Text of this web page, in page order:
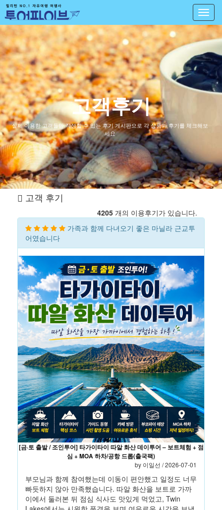
고객후기
실제 이용한 고객들만 작성할 수 있는 후기 게시판으로 각 상품과 후기를 체크해보
세요
고객 후기
4205 개의 이용후기가 있습니다.
가족과 함께 다녀오기 좋은 마닐라 근교투
어였습니다
[금·토 출발 / 조인투어] 타가이타이 따알 화산 데이투어 – 보트체험 + 점
심 + MOA 하차/공항 드롭(출국팩)
by 이일선 / 2026-07-01
부모님과 함께 참여했는데 이동이 편안했고 일정도 너무
빠듯하지 않아 만족했습니다. 따알 화산을 보트로 가까
이에서 둘러본 뒤 점심 식사도 맛있게 먹었고, Twin